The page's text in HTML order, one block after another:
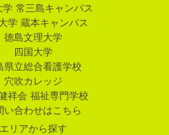
学 常三島キャンパス
学 蔵本キャンパス
徳島文理大学
四国大学
県立総合看護学校
穴吹カレッジ
祥会 福祉専門学校
い合わせはこちら
エリアから探す